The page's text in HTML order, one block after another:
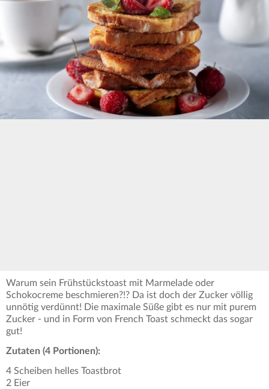
Warum sein Frühstückstoast mit Marmelade oder
Schokocreme beschmieren?!? Da ist doch der Zucker völlig
unnötig verdünnt! Die maximale Süße gibt es nur mit purem
Zucker - und in Form von French Toast schmeckt das sogar
gut!
Zutaten (4 Portionen):
4 Scheiben helles Toastbrot
2 Eier